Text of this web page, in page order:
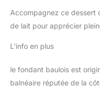
Accompagnez ce dessert
de lait pour apprécier
L’info en plus
le fondant baulois est
balnéaire réputée de la